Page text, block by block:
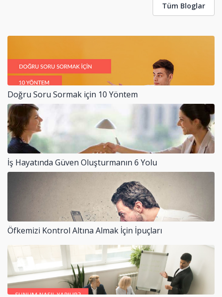
Tüm Bloglar
Doğru Soru Sormak için 10 Yöntem
İş Hayatında Güven Oluşturmanın 6 Yolu
Öfkemizi Kontrol Altına Almak İçin İpuçları